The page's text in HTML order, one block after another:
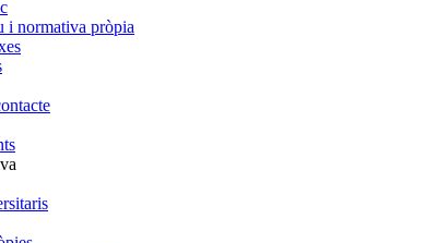
i normativa pròpia